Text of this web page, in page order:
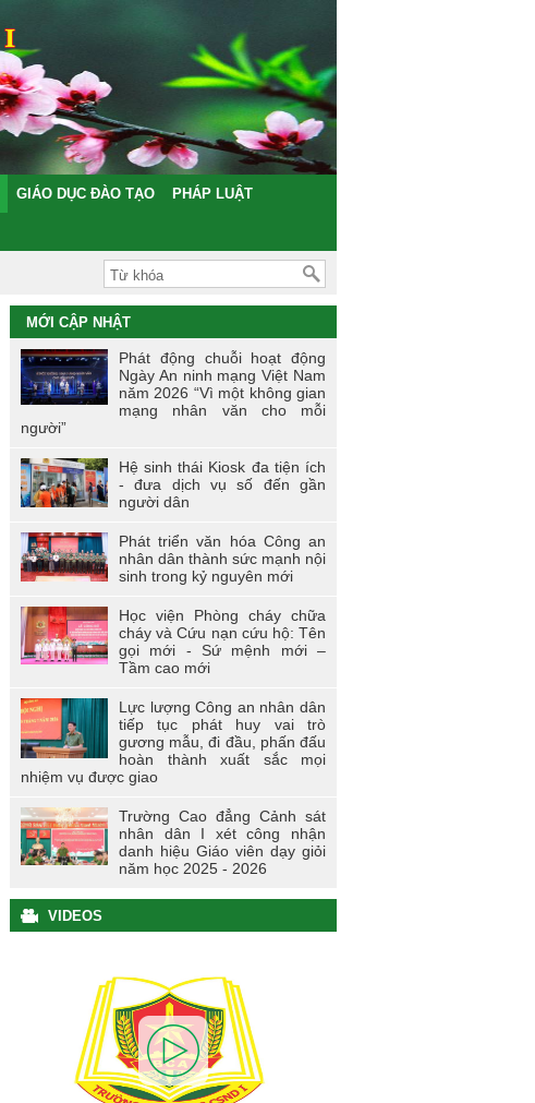
GIÁO DỤC ĐÀO TẠO PHÁP LUẬT
MỚI CẬP NHẬT
Phát động chuỗi hoạt động
Ngày An ninh mạng Việt Nam
năm 2026 “Vì một không gian
mạng nhân văn cho mỗi
người”
Hệ sinh thái Kiosk đa tiện ích
- đưa dịch vụ số đến gần
người dân
Phát triển văn hóa Công an
nhân dân thành sức mạnh nội
sinh trong kỷ nguyên mới
Học viện Phòng cháy chữa
cháy và Cứu nạn cứu hộ: Tên
gọi mới - Sứ mệnh mới –
Tầm cao mới
Lực lượng Công an nhân dân
tiếp tục phát huy vai trò
gương mẫu, đi đầu, phấn đấu
hoàn thành xuất sắc mọi
nhiệm vụ được giao
Trường Cao đẳng Cảnh sát
nhân dân I xét công nhận
danh hiệu Giáo viên dạy giỏi
năm học 2025 - 2026
VIDEOS